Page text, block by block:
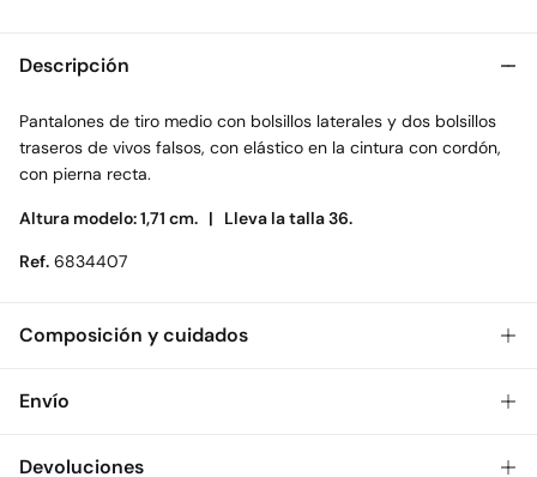
Descripción
Pantalones de tiro medio con bolsillos laterales y dos bolsillos
traseros de vivos falsos, con elástico en la cintura con cordón,
con pierna recta.
Altura modelo: 1,71 cm. | Lleva la talla 36.
Ref. 6834407
Composición y cuidados
Composición
Envío
Envío a tienda: 2-5 días.
Devoluciones